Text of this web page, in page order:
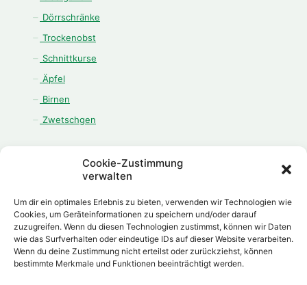
Cookie-Zustimmung
verwalten
Um dir ein optimales Erlebnis zu bieten, verwenden wir Technologien wie
Cookies, um Geräteinformationen zu speichern und/oder darauf
zuzugreifen. Wenn du diesen Technologien zustimmst, können wir Daten
wie das Surfverhalten oder eindeutige IDs auf dieser Website verarbeiten.
Wenn du deine Zustimmung nicht erteilst oder zurückziehst, können
bestimmte Merkmale und Funktionen beeinträchtigt werden.
Dörrschränke
Trockenobst
Schnittkurse
Äpfel
Birnen
Zwetschgen
ÖFFNUNGSZEITEN
Montag - Freitag:
08.00 Uhr - 12.00 Uhr
13.00 Uhr - 18.00 Uhr
Samstag: